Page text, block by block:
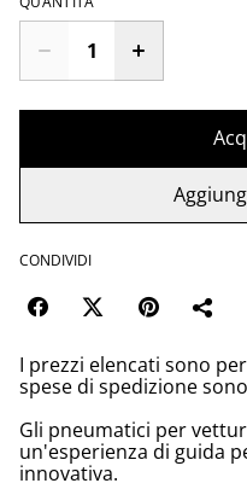
CONDIVIDI
I prezzi elencati sono
spese di spedizione
Gli pneumatici per
un'esperienza di guida
innovativa.